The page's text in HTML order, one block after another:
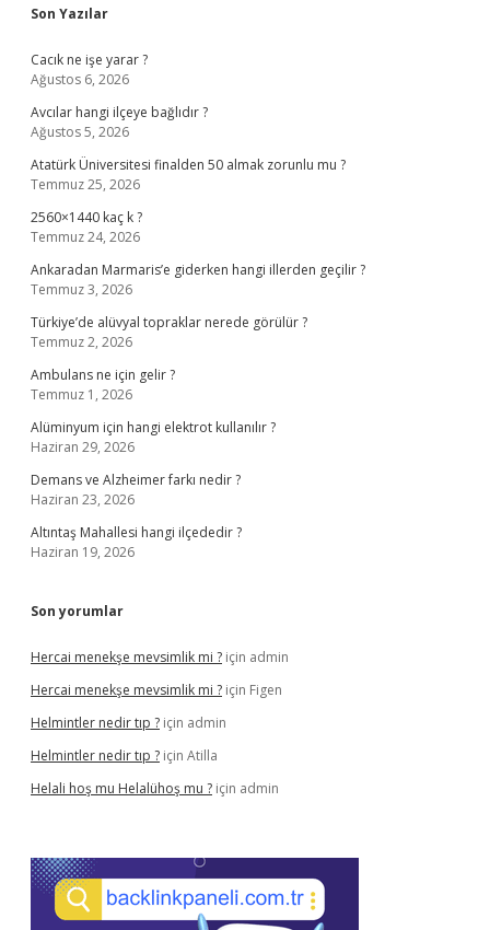
Sidebar
Son Yazılar
Cacık ne işe yarar ?
Ağustos 6, 2026
Avcılar hangi ilçeye bağlıdır ?
Ağustos 5, 2026
Atatürk Üniversitesi finalden 50 almak zorunlu mu ?
Temmuz 25, 2026
2560×1440 kaç k ?
Temmuz 24, 2026
Ankaradan Marmaris’e giderken hangi illerden geçilir ?
Temmuz 3, 2026
Türkiye’de alüvyal topraklar nerede görülür ?
Temmuz 2, 2026
Ambulans ne için gelir ?
Temmuz 1, 2026
Alüminyum için hangi elektrot kullanılır ?
Haziran 29, 2026
Demans ve Alzheimer farkı nedir ?
Haziran 23, 2026
Altıntaş Mahallesi hangi ilçededir ?
Haziran 19, 2026
Son yorumlar
Hercai menekşe mevsimlik mi ? için admin
Hercai menekşe mevsimlik mi ? için Figen
Helmintler nedir tıp ? için admin
Helmintler nedir tıp ? için Atilla
Helali hoş mu Helalühoş mu ? için admin